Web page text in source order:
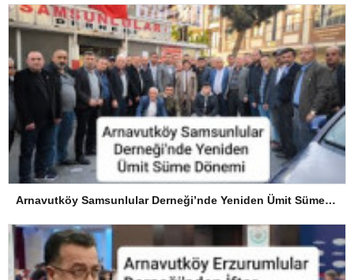
Arnavutköy Samsunlular Derneği’nde Yeniden Ümit Süme Dönemi